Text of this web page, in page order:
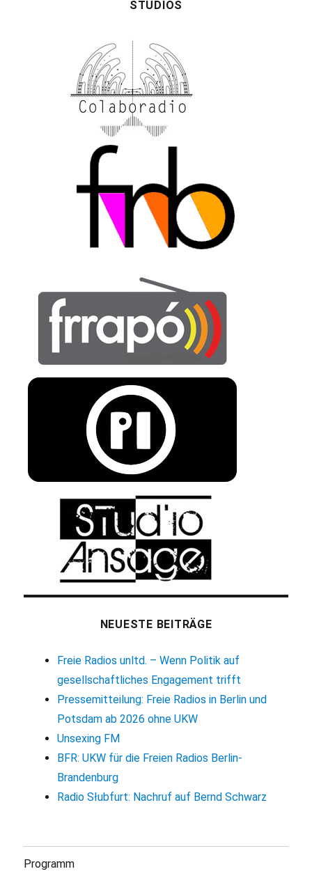
STUDIOS
NEUESTE BEITRÄGE
Freie Radios unltd. – Wenn Politik auf
gesellschaftliches Engagement trifft
Pressemitteilung: Freie Radios in Berlin und
Potsdam ab 2026 ohne UKW
Unsexing FM
BFR: UKW für die Freien Radios Berlin-
Brandenburg
Radio Słubfurt: Nachruf auf Bernd Schwarz
Programm